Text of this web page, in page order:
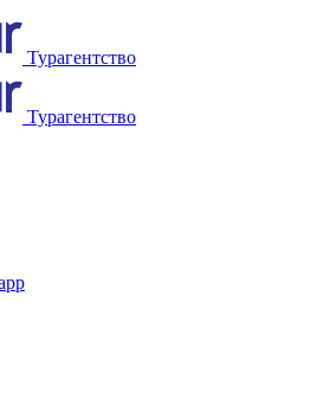
Турагентство
Турагентство